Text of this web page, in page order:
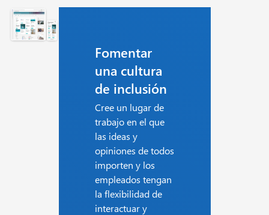
Fomentar
una cultura
de inclusión
Cree un lugar de
trabajo en el que
las ideas y
opiniones de todos
importen y los
empleados tengan
la flexibilidad de
interactuar y